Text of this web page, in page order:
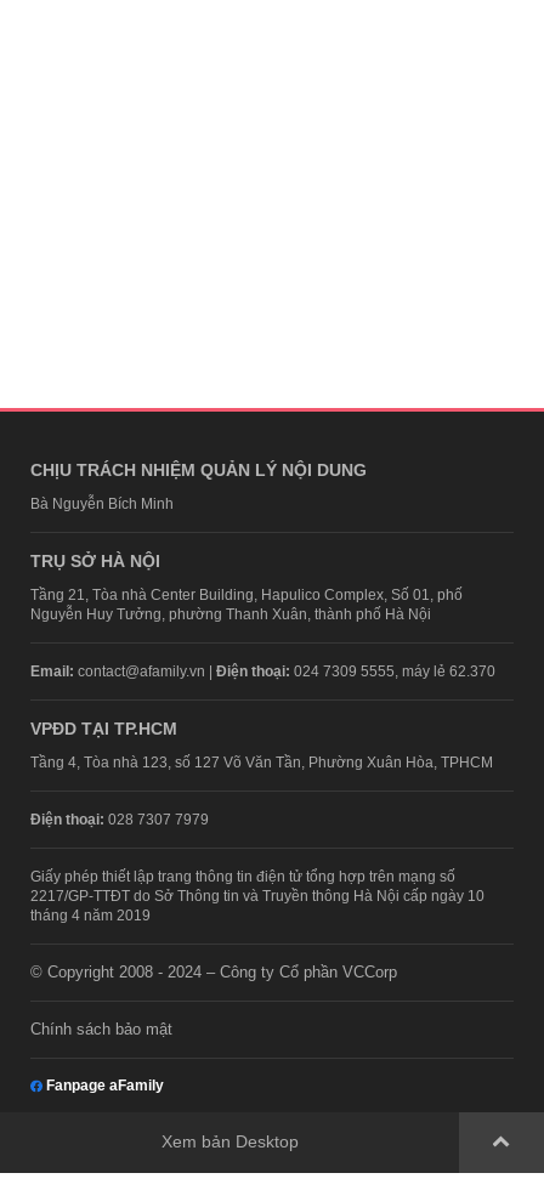
CHỊU TRÁCH NHIỆM QUẢN LÝ NỘI DUNG
Bà Nguyễn Bích Minh
TRỤ SỞ HÀ NỘI
Tầng 21, Tòa nhà Center Building, Hapulico Complex, Số 01, phố
Nguyễn Huy Tưởng, phường Thanh Xuân, thành phố Hà Nội
Email: contact@afamily.vn | Điện thoại: 024 7309 5555, máy lẻ 62.370
VPĐD TẠI TP.HCM
Tầng 4, Tòa nhà 123, số 127 Võ Văn Tần, Phường Xuân Hòa, TPHCM
Điện thoại: 028 7307 7979
Giấy phép thiết lập trang thông tin điện tử tổng hợp trên mạng số
2217/GP-TTĐT do Sở Thông tin và Truyền thông Hà Nội cấp ngày 10
tháng 4 năm 2019
© Copyright 2008 - 2024 – Công ty Cổ phần VCCorp
Chính sách bảo mật
Fanpage aFamily
Xem bản Desktop